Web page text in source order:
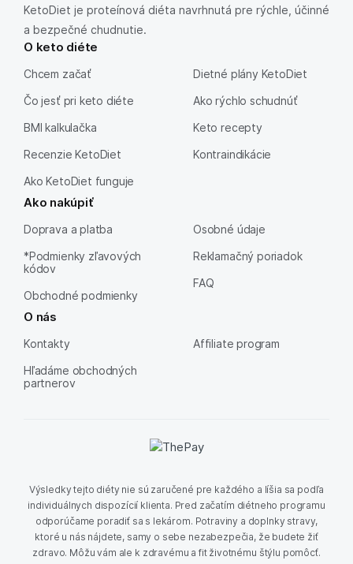
KetoDiet je proteínová diéta navrhnutá pre rýchle, účinné
a bezpečné chudnutie.
O keto diéte
Chcem začať
Čo jesť pri keto diéte
BMI kalkulačka
Recenzie KetoDiet
Ako KetoDiet funguje
Dietné plány KetoDiet
Ako rýchlo schudnúť
Keto recepty
Kontraindikácie
Ako nakúpiť
Doprava a platba
*Podmienky zľavových
kódov
Obchodné podmienky
Osobné údaje
Reklamačný poriadok
FAQ
O nás
Kontakty
Hľadáme obchodných
partnerov
Affiliate program
Výsledky tejto diéty nie sú zaručené pre každého a líšia sa podľa
individuálnych dispozícií klienta. Pred začatím diétneho programu
odporúčame poradiť sa s lekárom. Potraviny a doplnky stravy,
ktoré u nás nájdete, samy o sebe nezabezpečia, že budete žiť
zdravo. Môžu vám ale k zdravému a fit životnému štýlu pomôcť.